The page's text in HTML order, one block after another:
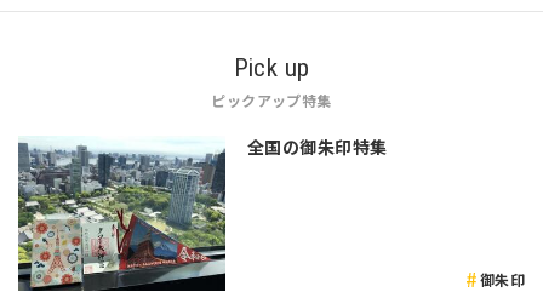
Pick up
ピックアップ特集
全国の御朱印特集
御朱印